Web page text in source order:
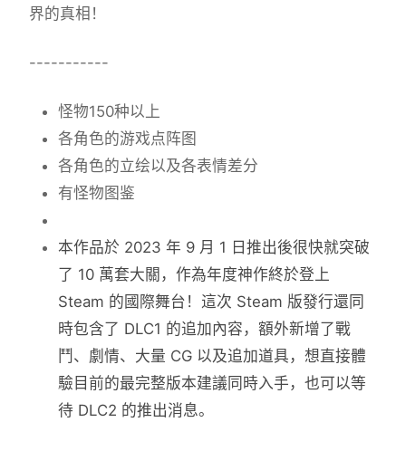
界的真相！
-----------
怪物150种以上
各角色的游戏点阵图
各角色的立绘以及各表情差分
有怪物图鉴
本作品於 2023 年 9 月 1 日推出後很快就突破
了 10 萬套大關，作為年度神作終於登上
Steam 的國際舞台！這次 Steam 版發行還同
時包含了 DLC1 的追加內容，額外新增了戰
鬥、劇情、大量 CG 以及追加道具，想直接體
驗目前的最完整版本建議同時入手，也可以等
待 DLC2 的推出消息。